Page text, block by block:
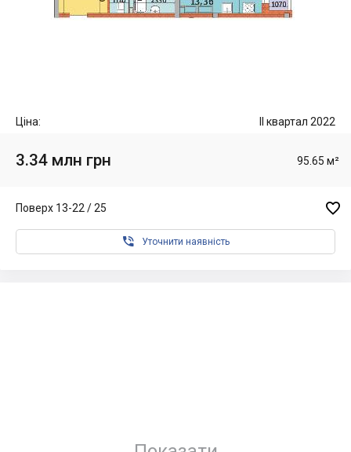
Ціна: II квартал 2022
3.34 млн грн 95.65 м²
Поверх 13-22 / 25 
 Уточнити наявність